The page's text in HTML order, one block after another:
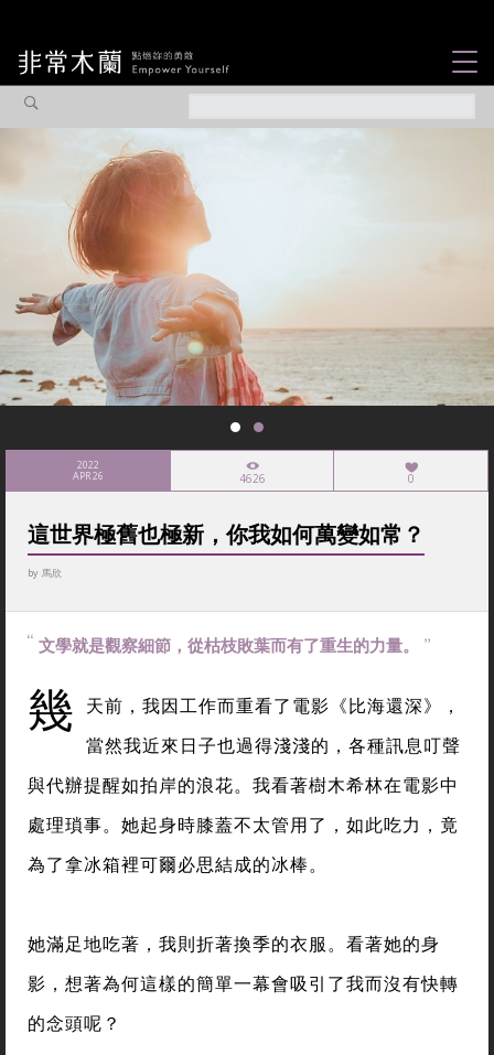
認識我們
2022
APR 26 4626 0
這世界極舊也極新，你我如何萬變如常？
by 馬欣
文學就是觀察細節，從枯枝敗葉而有了重生的力量。
幾 天前，我因工作而重看了電影《比海還深》，
當然我近來日子也過得淺淺的，各種訊息叮聲
與代辦提醒如拍岸的浪花。我看著樹木希林在電影中
處理瑣事。她起身時膝蓋不太管用了，如此吃力，竟
為了拿冰箱裡可爾必思結成的冰棒。
她滿足地吃著，我則折著換季的衣服。看著她的身
影，想著為何這樣的簡單一幕會吸引了我而沒有快轉
的念頭呢？